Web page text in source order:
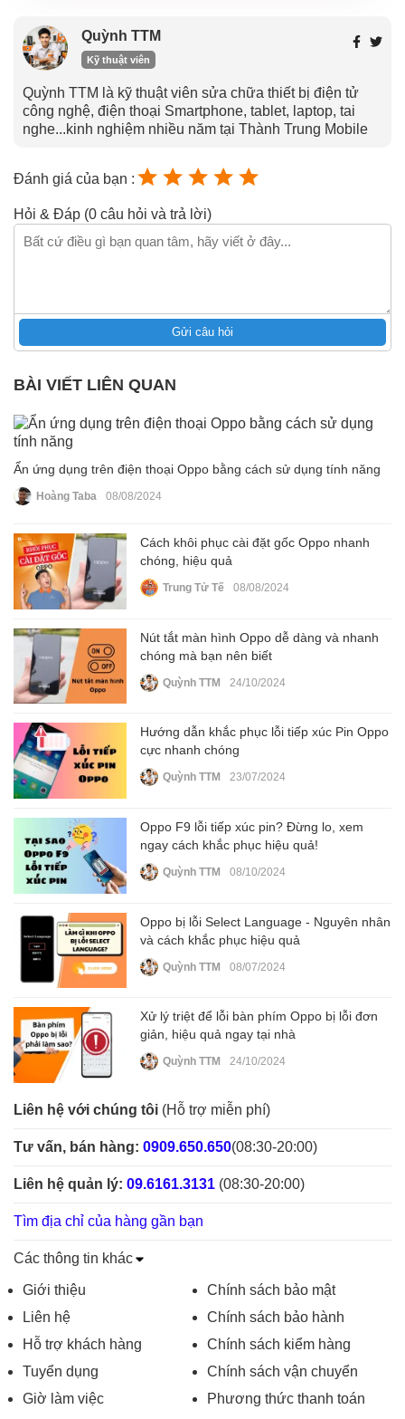
Quỳnh TTM
Kỹ thuật viên
Quỳnh TTM là kỹ thuật viên sửa chữa thiết bị điện tử
công nghệ, điện thoại Smartphone, tablet, laptop, tai
nghe...kinh nghiệm nhiều năm tại Thành Trung Mobile
Đánh giá của bạn :
Hỏi & Đáp (0 câu hỏi và trả lời)
Gửi câu hỏi
BÀI VIẾT LIÊN QUAN
Ẩn ứng dụng trên điện thoại Oppo bằng cách sử dụng tính năng
Hoàng Taba 08/08/2024
Cách khôi phục cài đặt gốc Oppo nhanh
chóng, hiệu quả
Trung Tử Tế 08/08/2024
Nút tắt màn hình Oppo dễ dàng và nhanh
chóng mà bạn nên biết
Quỳnh TTM 24/10/2024
Hướng dẫn khắc phục lỗi tiếp xúc Pin Oppo
cực nhanh chóng
Quỳnh TTM 23/07/2024
Oppo F9 lỗi tiếp xúc pin? Đừng lo, xem
ngay cách khắc phục hiệu quả!
Quỳnh TTM 08/10/2024
Oppo bị lỗi Select Language - Nguyên nhân
và cách khắc phục hiệu quả
Quỳnh TTM 08/07/2024
Xử lý triệt để lỗi bàn phím Oppo bị lỗi đơn
giản, hiệu quả ngay tại nhà
Quỳnh TTM 24/10/2024
Liên hệ với chúng tôi (Hỗ trợ miễn phí)
Tư vấn, bán hàng: 0909.650.650(08:30-20:00)
Liên hệ quản lý: 09.6161.3131 (08:30-20:00)
Tìm địa chỉ của hàng gần bạn
Các thông tin khác
Giới thiệu
Liên hệ
Hỗ trợ khách hàng
Tuyển dụng
Giờ làm việc
Chính sách bảo mật
Chính sách bảo hành
Chính sách kiểm hàng
Chính sách vận chuyển
Phương thức thanh toán